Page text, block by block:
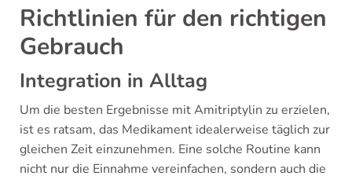
Richtlinien für den richtigen
Gebrauch
Integration in Alltag
Um die besten Ergebnisse mit Amitriptylin zu erzielen,
ist es ratsam, das Medikament idealerweise täglich zur
gleichen Zeit einzunehmen. Eine solche Routine kann
nicht nur die Einnahme vereinfachen, sondern auch die